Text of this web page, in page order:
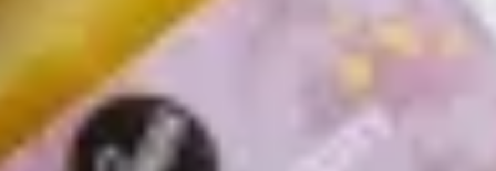
etwas geklappt hat.
Was kann man in eine Geschenkbox für
seine beste Freundin tun